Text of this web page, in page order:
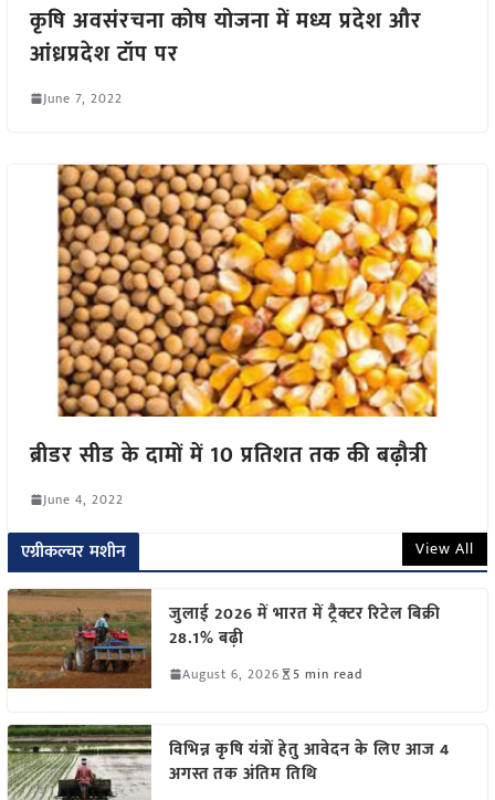
कृषि अवसंरचना कोष योजना में मध्य प्रदेश और
आंध्रप्रदेश टॉप पर
June 7, 2022
ब्रीडर सीड के दामों में 10 प्रतिशत तक की बढ़ौत्री
June 4, 2022
एग्रीकल्चर मशीन View All
जुलाई 2026 में भारत में ट्रैक्टर रिटेल बिक्री
28.1% बढ़ी
August 6, 2026 5 min read
विभिन्न कृषि यंत्रों हेतु आवेदन के लिए आज 4
अगस्त तक अंतिम तिथि